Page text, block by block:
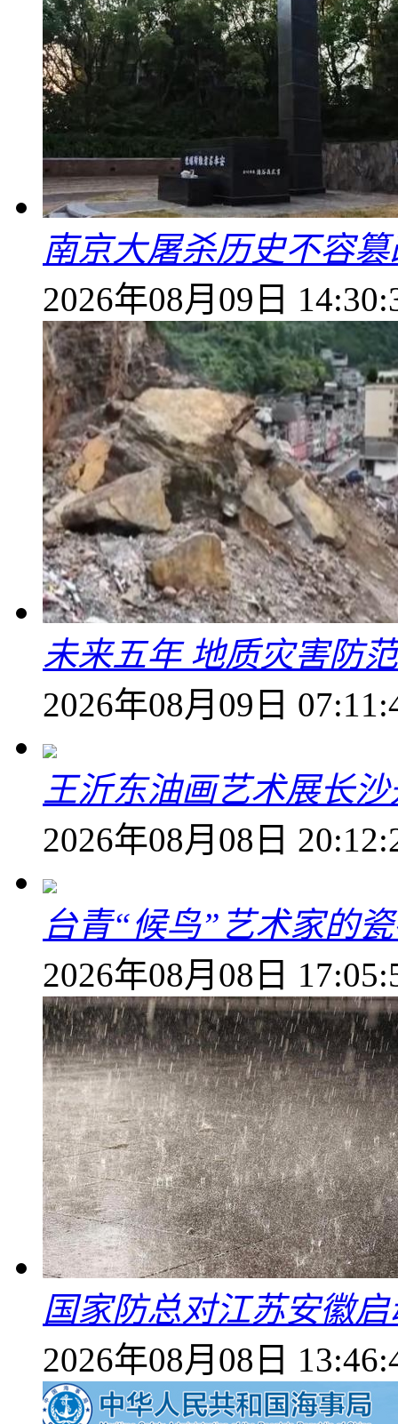
南京大屠杀历史不容
2026年08月09日
未来五年 地质灾害防
2026年08月09日
王沂东油画艺术展长
2026年08月08日
台青“候鸟”艺术家的
2026年08月08日
国家防总对江苏安徽
2026年08月08日